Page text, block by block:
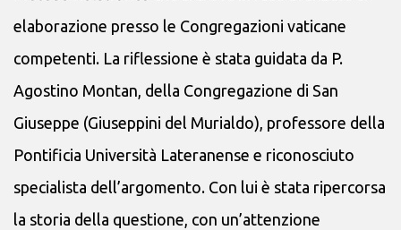
elaborazione presso le Congregazioni vaticane
competenti. La riflessione è stata guidata da P.
Agostino Montan, della Congregazione di San
Giuseppe (Giuseppini del Murialdo), professore della
Pontificia Università Lateranense e riconosciuto
specialista dell’argomento. Con lui è stata ripercorsa
la storia della questione, con un’attenzione